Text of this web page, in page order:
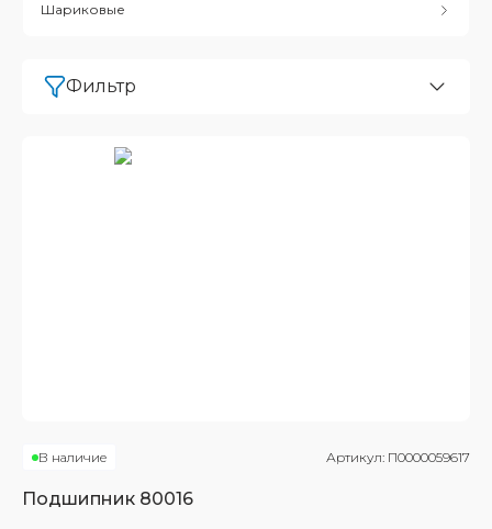
Шариковые
Фильтр
В наличие Артикул: П0000059617
Подшипник 80016